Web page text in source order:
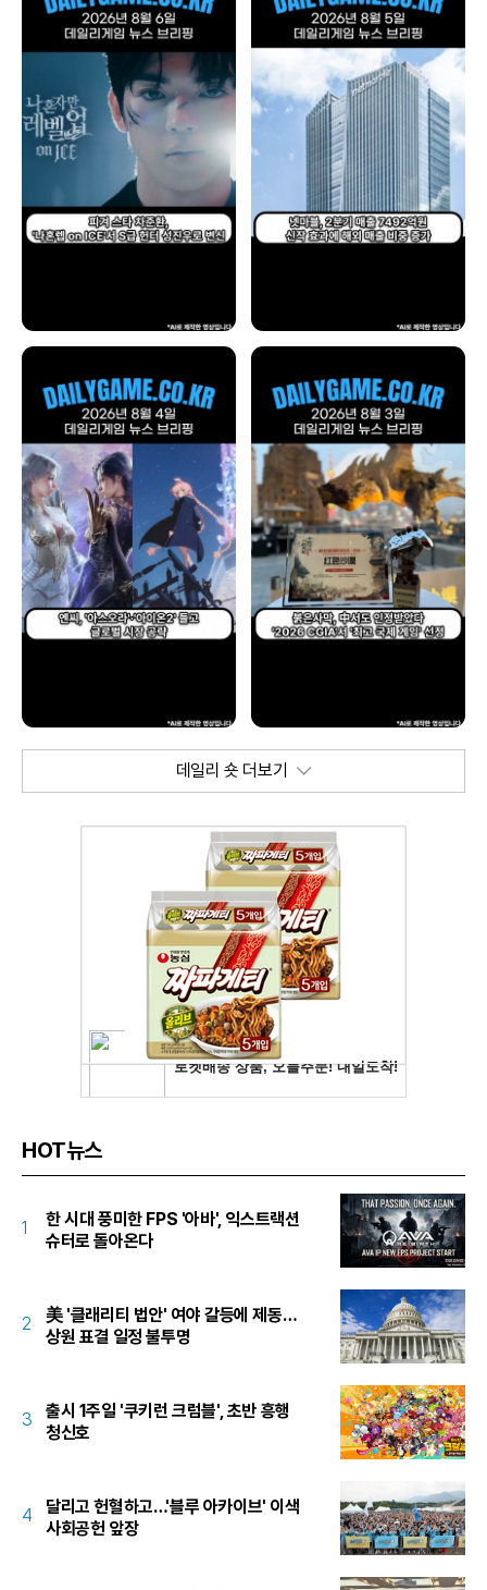
데일리 숏 더보기
HOT뉴스
1
한 시대 풍미한 FPS '아바', 익스트랙션
슈터로 돌아온다
2
美 '클래리티 법안' 여야 갈등에 제동…
상원 표결 일정 불투명
3
출시 1주일 '쿠키런 크럼블', 초반 흥행
청신호
4
달리고 헌혈하고…'블루 아카이브' 이색
사회공헌 앞장